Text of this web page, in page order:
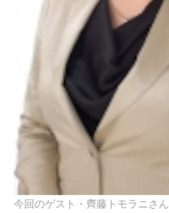
今回のゲスト・齊藤トモラニさん